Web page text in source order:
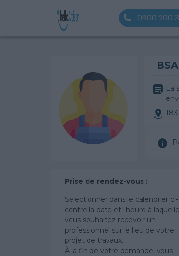
0800 200
La
Prise de rendez-vous :
Sélectionner dans le calendrier ci-
contre la date et l'heure à laquelle
vous souhaitez recevoir un
professionnel sur le lieu de votre
projet de travaux.
À la fin de votre demande, vous